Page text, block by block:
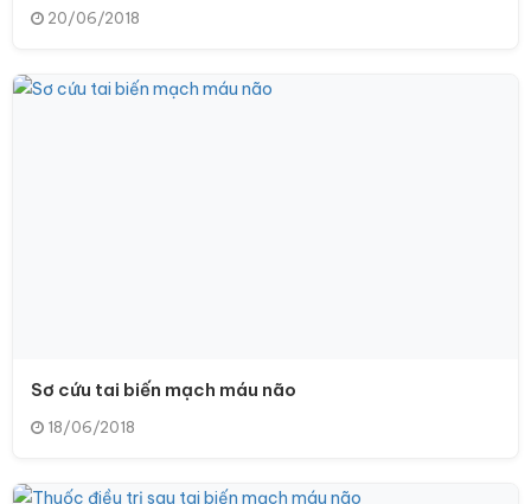
20/06/2018
Sơ cứu tai biến mạch máu não
18/06/2018